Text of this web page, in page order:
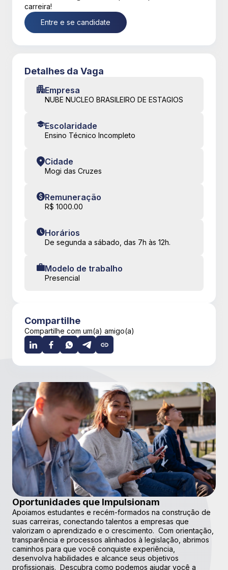
carreira!
Entre e se candidate
Detalhes da Vaga
Empresa
NUBE NUCLEO BRASILEIRO DE ESTAGIOS
Escolaridade
Ensino Técnico Incompleto
Cidade
Mogi das Cruzes
Remuneração
R$ 1000.00
Horários
De segunda a sábado, das 7h às 12h.
Modelo de trabalho
Presencial
Compartilhe
Compartilhe com um(a) amigo(a)
Oportunidades que Impulsionam
Apoiamos estudantes e recém-formados na construção de
suas carreiras, conectando talentos a empresas que
valorizam o aprendizado e o crescimento. Com orientação,
transparência e processos alinhados à legislação, abrimos
caminhos para que você conquiste experiência,
desenvolva habilidades e alcance seus objetivos
profissionais. Descubra como podemos ajudar você a